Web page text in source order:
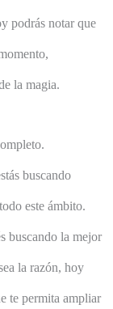
podrás notar que
la magia.
buscando
este ámbito.
buscando la mejor
la razón, hoy
te permita ampliar